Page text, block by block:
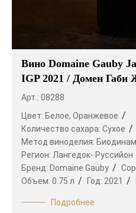
Вино Domaine Gauby
IGP 2021 / Домен Габи
Арт.: 08288
Цвет: Белое, Оранжевое
Количество сахара: Сухое
Метод виноделия:
Регион: Лангедок- Руссийон
Бренд: Domaine Gauby
Объем: 0.75 л Год: 2021
Подробнее